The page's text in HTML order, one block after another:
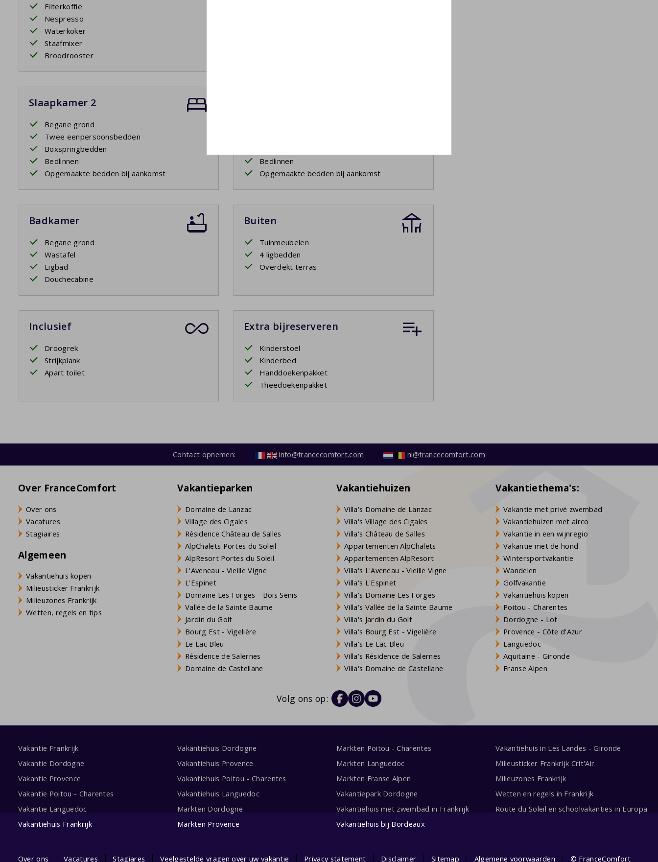
Filterkoffie
Nespresso
Waterkoker
Staafmixer
Broodrooster
Slaapkamer 2
Begane grond
Twee eenpersoonsbedden
Boxspringbedden
Bedlinnen
Opgemaakte bedden bij aankomst
Bedlinnen
Opgemaakte bedden bij aankomst
Badkamer
Begane grond
Wastafel
Ligbad
Douchecabine
Buiten
Tuinmeubelen
4 ligbedden
Overdekt terras
Inclusief
Droogrek
Strijkplank
Apart toilet
Extra bijreserveren
Kinderstoel
Kinderbed
Handdoekenpakket
Theedoekenpakket
Contact opnemen: info@francecomfort.com nl@francecomfort.com
Over FranceComfort
Over ons
Vacatures
Stagiaires
Algemeen
Vakantiehuis kopen
Milieusticker Frankrijk
Milieuzones Frankrijk
Wetten, regels en tips
Vakantieparken
Domaine de Lanzac
Village des Cigales
Résidence Château de Salles
AlpChalets Portes du Soleil
AlpResort Portes du Soleil
L'Aveneau - Vieille Vigne
L'Espinet
Domaine Les Forges - Bois Senis
Vallée de la Sainte Baume
Jardin du Golf
Bourg Est - Vigelière
Le Lac Bleu
Résidence de Salernes
Domaine de Castellane
Vakantiehuizen
Villa's Domaine de Lanzac
Villa's Village des Cigales
Villa's Château de Salles
Appartementen AlpChalets
Appartementen AlpResort
Villa's L'Aveneau - Vieille Vigne
Villa's L'Espinet
Villa's Domaine Les Forges
Villa's Vallée de la Sainte Baume
Villa's Jardin du Golf
Villa's Bourg Est - Vigelière
Villa's Le Lac Bleu
Villa's Résidence de Salernes
Villa's Domaine de Castellane
Vakantiethema's:
Vakantie met privé zwembad
Vakantiehuizen met airco
Vakantie in een wijnregio
Vakantie met de hond
Wintersportvakantie
Wandelen
Golfvakantie
Vakantiehuis kopen
Poitou - Charentes
Dordogne - Lot
Provence - Côte d'Azur
Languedoc
Aquitaine - Gironde
Franse Alpen
Volg ons op:
Vakantie Frankrijk
Vakantie Dordogne
Vakantie Provence
Vakantie Poitou - Charentes
Vakantie Languedoc
Vakantiehuis Frankrijk
Vakantiehuis Dordogne
Vakantiehuis Provence
Vakantiehuis Poitou - Charentes
Vakantiehuis Languedoc
Markten Dordogne
Markten Provence
Markten Poitou - Charentes
Markten Languedoc
Markten Franse Alpen
Vakantiepark Dordogne
Vakantiehuis met zwembad in Frankrijk
Vakantiehuis bij Bordeaux
Vakantiehuis in Les Landes - Gironde
Milieusticker Frankrijk Crit'Air
Milieuzones Frankrijk
Wetten en regels in Frankrijk
Route du Soleil en schoolvakanties in Europa
Over ons Vacatures Stagiares Veelgestelde vragen over uw vakantie Privacy statement Disclaimer Sitemap Algemene voorwaarden © FranceComfort